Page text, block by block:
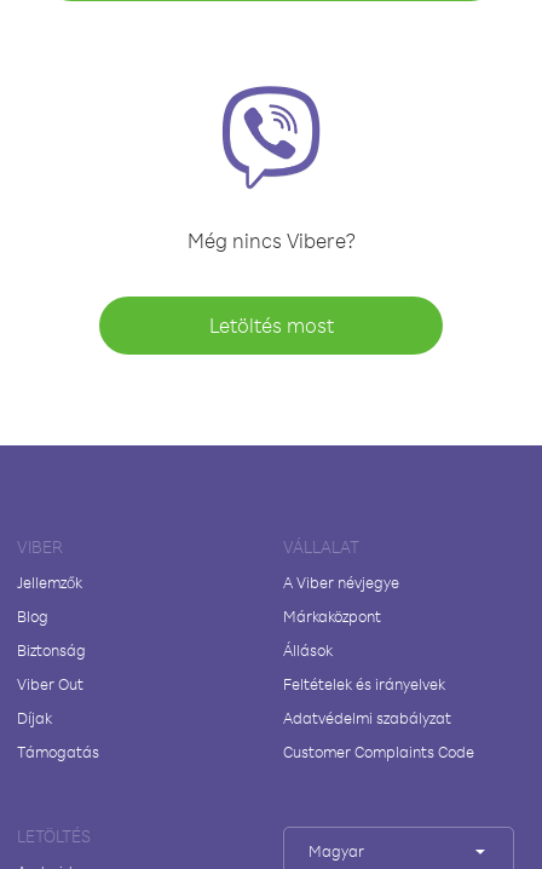
Még nincs Vibere?
Letöltés most
VIBER
Jellemzők
Blog
Biztonság
Viber Out
Díjak
Támogatás
VÁLLALAT
A Viber névjegye
Márkaközpont
Állások
Feltételek és irányelvek
Adatvédelmi szabályzat
Customer Complaints Code
LETÖLTÉS
Magyar